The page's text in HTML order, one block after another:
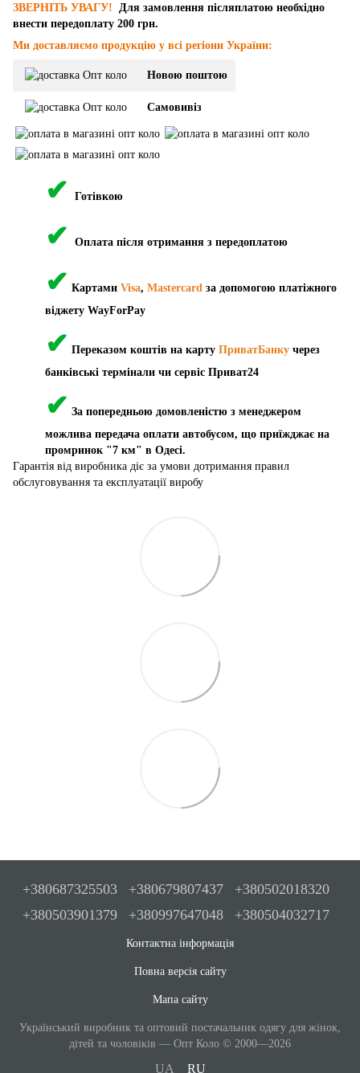
ЗВЕРНІТЬ УВАГУ!
Для замовлення післяплатою необхідно
внести передоплату 200 грн.
Ми доставляємо продукцію у всі регіони України:
Новою поштою
Самовивіз
✔ Готівкою
✔ Оплата після отримання з передоплатою
✔ Картами Visa, Mastercard за допомогою платіжного
віджету WayForPay
✔ Переказом коштів на карту ПриватБанку через
банківські термінали чи сервіс Приват24
✔ За попередньою домовленістю з менеджером
можлива передача оплати автобусом, що приїжджає на
промринок "7 км" в Одесі.
Гарантія від виробника діє за умови дотримання правил
обслуговування та експлуатації виробу
+380687325503 +380679807437
+380502018320
+380503901379
+380997647048 +380504032717
Контактна інформація
Повна версія сайту
Мапа сайту
Український виробник та оптовий постачальник одягу для жінок,
дітей та чоловіків — Опт Коло © 2000—2026
UA RU